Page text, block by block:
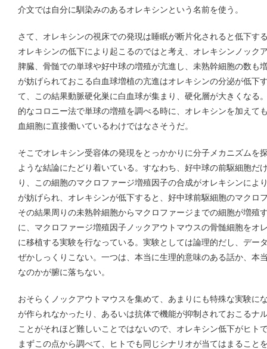
介文では自分に馴染みのあるオレキシンという名前を使う。
さて、オレキシンの視床での発現は睡眠が断片化されると低下す
オレキシンの低下により起こるのではと考え、オレキシンノック
脾臓、骨髄での単球や好中球の増殖が亢進し、未熟幹細胞の数も
が妨げられておこる白血球増植の亢進はオレキシンの分泌が低下
て、この結果動脈硬化巣に白血球が集まり、硬化層が大きくなる
的なコロニー法で単球の増殖を調べる時に、オレキシンを加えて
血細胞に直接働いているわけではなさそうだ。
そこでオレキシン受容体の発現をとっかかりに分子メカニズムを
ような結論にたどり着いている。すなわち、好中球の前駆細胞だ
り、この細胞のマクロファージ増殖因子の合成がオレキシンによ
が妨げられ、オレキシンが低下すると、好中球前駆細胞のマクロ
その結果周りの未熟幹細胞からマクロファージまでの細胞が増殖
に、マクロファージ増殖因子ノックアウトマウスの骨髄細胞をオ
に移植する実験を行なっている。実験としては論理的だし、デー
ぜかしっくりこない。一つは、本当に生理的意味のある話か、本
なのかが腑に落ちない。
おそらくノックアウトマウスを集めて、あまりにも特殊な実験に
が作られなかったり、あるいは抗体で機能が抑制されておこるナ
ことがそれほど難しいことではないので、オレキシン低下がヒト
まずこの点から調べて、ヒトでも同じシナリオが当てはまること